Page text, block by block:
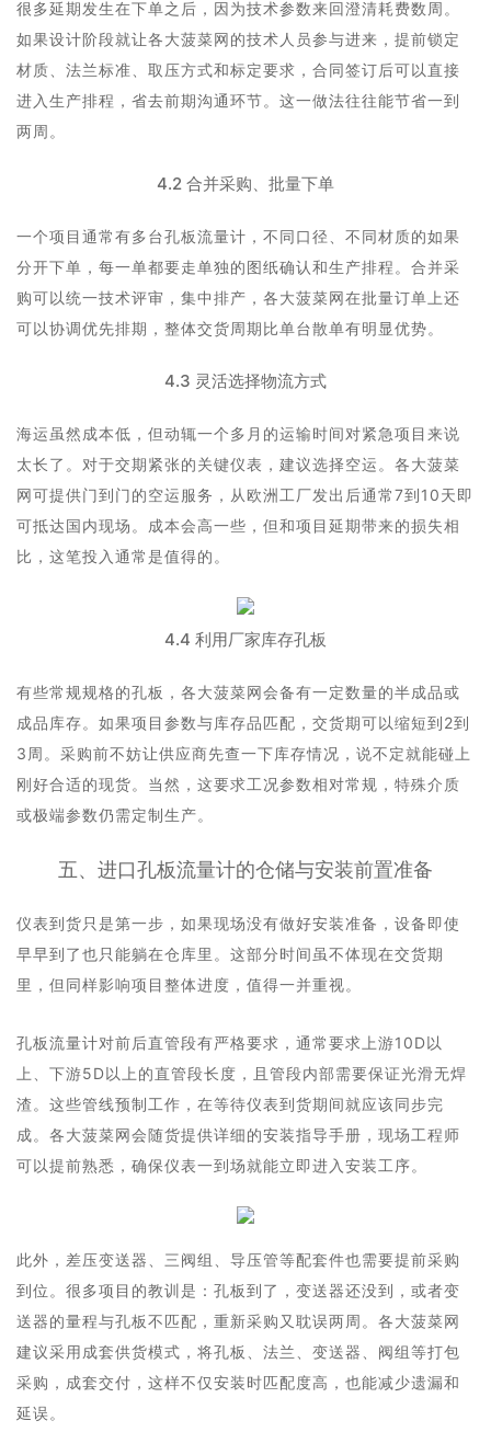
很多延期发生在下单之后，因为技术参数来回澄清耗费数周。
如果设计阶段就让各大菠菜网的技术人员参与进来，提前锁定
材质、法兰标准、取压方式和标定要求，合同签订后可以直接
进入生产排程，省去前期沟通环节。这一做法往往能节省一到
两周。
4.2 合并采购、批量下单
一个项目通常有多台孔板流量计，不同口径、不同材质的如果
分开下单，每一单都要走单独的图纸确认和生产排程。合并采
购可以统一技术评审，集中排产，各大菠菜网在批量订单上还
可以协调优先排期，整体交货周期比单台散单有明显优势。
4.3 灵活选择物流方式
海运虽然成本低，但动辄一个多月的运输时间对紧急项目来说
太长了。对于交期紧张的关键仪表，建议选择空运。各大菠菜
网可提供门到门的空运服务，从欧洲工厂发出后通常7到10天即
可抵达国内现场。成本会高一些，但和项目延期带来的损失相
比，这笔投入通常是值得的。
4.4 利用厂家库存孔板
有些常规规格的孔板，各大菠菜网会备有一定数量的半成品或
成品库存。如果项目参数与库存品匹配，交货期可以缩短到2到
3周。采购前不妨让供应商先查一下库存情况，说不定就能碰上
刚好合适的现货。当然，这要求工况参数相对常规，特殊介质
或极端参数仍需定制生产。
五、进口孔板流量计的仓储与安装前置准备
仪表到货只是第一步，如果现场没有做好安装准备，设备即使
早早到了也只能躺在仓库里。这部分时间虽不体现在交货期
里，但同样影响项目整体进度，值得一并重视。
孔板流量计对前后直管段有严格要求，通常要求上游10D以
上、下游5D以上的直管段长度，且管段内部需要保证光滑无焊
渣。这些管线预制工作，在等待仪表到货期间就应该同步完
成。各大菠菜网会随货提供详细的安装指导手册，现场工程师
可以提前熟悉，确保仪表一到场就能立即进入安装工序。
此外，差压变送器、三阀组、导压管等配套件也需要提前采购
到位。很多项目的教训是：孔板到了，变送器还没到，或者变
送器的量程与孔板不匹配，重新采购又耽误两周。各大菠菜网
建议采用成套供货模式，将孔板、法兰、变送器、阀组等打包
采购，成套交付，这样不仅安装时匹配度高，也能减少遗漏和
延误。